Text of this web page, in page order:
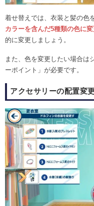
着せ替えでは、衣装と髪の色
カラーを含んだ5種類の色に
的に変更しましょう。
また、色を変更したい場合は
ーポイント」が必要です。
アクセサリーの配置変